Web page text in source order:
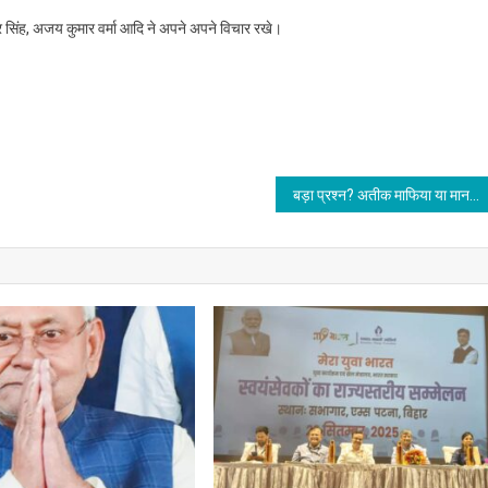
सिंह, अजय कुमार वर्मा आदि ने अपने अपने विचार रखे।